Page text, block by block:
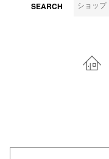
SEARCH